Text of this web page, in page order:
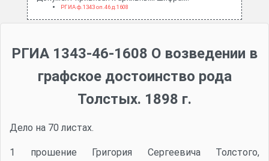
РГИА ф.1343 оп.46 д.1608
РГИА 1343-46-1608 О возведении в
графское достоинство рода
Толстых. 1898 г.
Дело на 70 листах.
1 прошение Григория Сергеевича Толстого,